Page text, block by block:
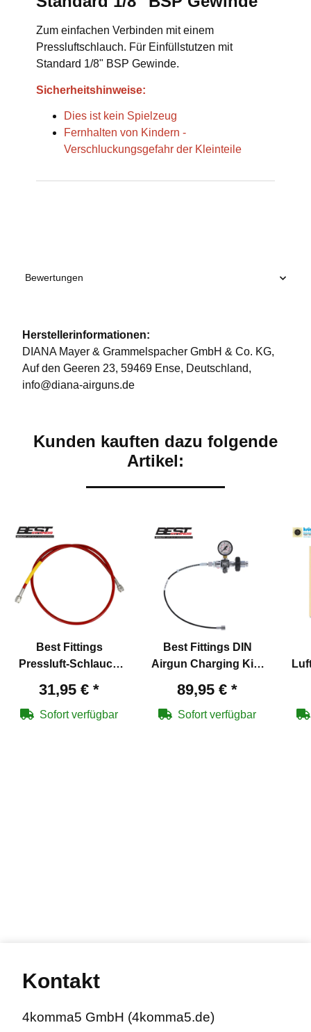
Zum einfachen Verbinden mit einem
Pressluftschlauch. Für Einfüllstutzen mit
Standard 1/8" BSP Gewinde.
Sicherheitshinweise:
Dies ist kein Spielzeug
Fernhalten von Kindern -
Verschluckungsgefahr der Kleinteile
Bewertungen
Herstellerinformationen:
DIANA Mayer & Grammelspacher GmbH & Co. KG,
Auf den Geeren 23, 59469 Ense, Deutschland,
info@diana-airguns.de
Kunden kauften dazu folgende
Artikel:
Best Fittings
Pressluft-Schlauch
bis 300 bar
31,95 € *
Sofort verfügbar
Best Fittings DIN
Airgun Charging Kit -
Füllschlauch
89,95 € *
Sofort verfügbar
Kontakt
4komma5 GmbH (4komma5.de)